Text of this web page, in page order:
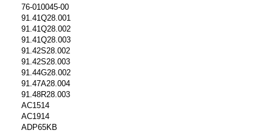
76-010045-00
91.41Q28.001
91.41Q28.002
91.41Q28.003
91.42S28.002
91.42S28.003
91.44G28.002
91.47A28.004
91.48R28.003
AC1514
AC1914
ADP65KB